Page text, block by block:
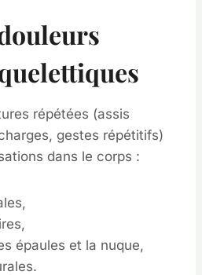
répétées (assis
gestes répétitifs)
dans le corps :
épaules et la nuque,